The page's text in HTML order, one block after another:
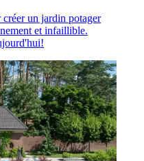
un jardin potager
et infaillible.